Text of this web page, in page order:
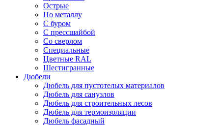
Острые
По металлу
С буром
С прессшайбой
Со сверлом
Специальные
Цветные RAL
Шестигранные
Дюбели
Дюбель для пустотелых материалов
Дюбель для санузлов
Дюбель для строительных лесов
Дюбель для термоизоляции
Дюбель фасадный